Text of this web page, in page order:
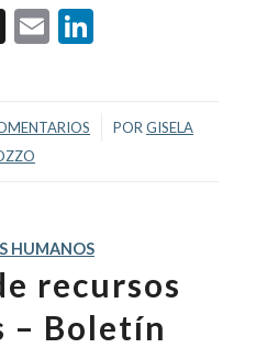
X EmailLinkedIn
/ POR GISELA
HUMANOS
recursos
– Boletín